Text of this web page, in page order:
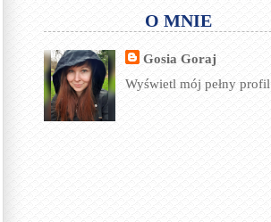
O MNIE
Gosia Goraj
Wyświetl mój pełny profil